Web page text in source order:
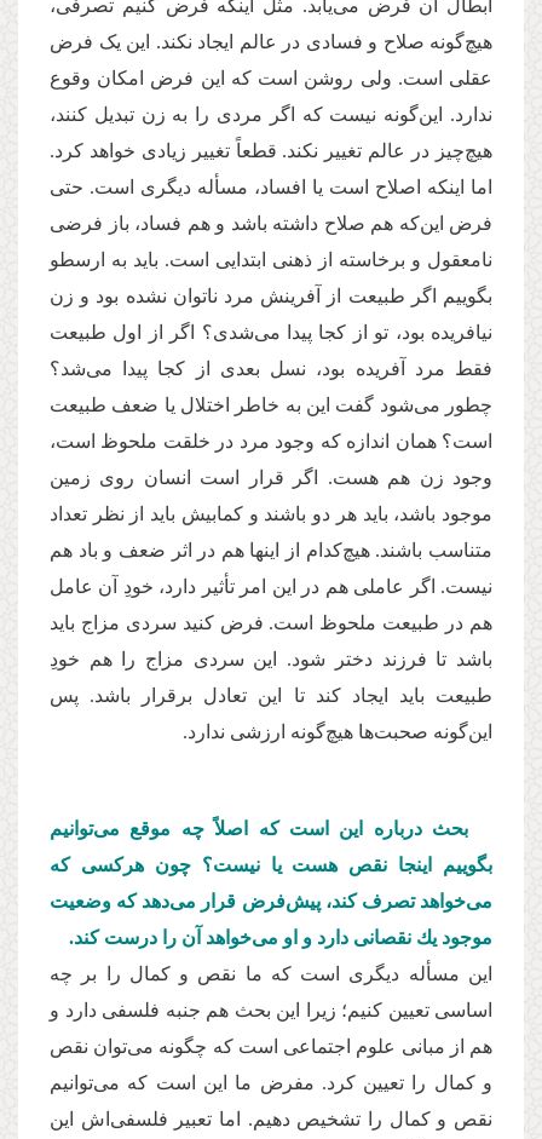
ابطال آن فرض می‌یابد. مثل اینكه فرض كنیم تصرفی،
هیچ‌گونه صلاح و فسادی در عالم ایجاد نكند. این یک فرض
عقلی است. ولی روشن است كه این فرض امکان وقوع
ندارد. این‌گونه نیست كه اگر مردی را به زن تبدیل کنند،
هیچ‌چیز در عالم تغییر نكند. قطعاً تغییر زیادی خواهد كرد.
اما اینكه اصلاح است یا افساد، مسأله دیگری است. حتی
فرض این‌که هم صلاح داشته باشد و هم فساد، باز فرضی
نامعقول و برخاسته از ذهنی ابتدایی است. باید به ارسطو
بگوییم اگر طبیعت از آفرینش مرد ناتوان نشده بود و زن
نیافریده بود، تو از كجا پیدا می‌شدی؟ اگر از اول طبیعت
فقط مرد آفریده بود، نسل بعدی از كجا پیدا می‌شد؟
چطور می‌شود گفت این به خاطر اختلال یا ضعف طبیعت
است؟ همان اندازه كه وجود مرد در خلقت ملحوظ است،
وجود زن هم هست. اگر قرار است انسان روی زمین
موجود باشد، باید هر دو باشند و كمابیش باید از نظر تعداد
متناسب باشند. هیچ‌كدام از اینها هم در اثر ضعف و باد هم
نیست. اگر عاملی هم در این امر تأثیر دارد، خودِ آن عامل
هم در طبیعت ملحوظ است. فرض كنید سردی مزاج باید
باشد تا فرزند دختر شود. این سردی مزاج را هم خودِ
طبیعت باید ایجاد كند تا این تعادل برقرار باشد. پس
این‌گونه صحبت‌ها هیچ‌گونه ارزشی ندارد.
بحث درباره این است كه اصلاً چه موقع می‌توانیم
بگوییم اینجا نقص هست یا نیست؟ چون هركسی كه
می‌خواهد تصرف كند، پیش‌فرض قرار می‌دهد كه وضعیت
موجود یك نقصانی دارد و او می‌خواهد آن را درست كند.
این مسأله دیگری است كه ما نقص و كمال را بر چه
اساسی تعیین كنیم؛ زیرا این بحث هم جنبه فلسفی دارد و
هم از مبانی علوم اجتماعی است كه چگونه می‌توان نقص
و كمال را تعیین كرد. مفرض ما این است كه می‌توانیم
نقص و كمال را تشخیص دهیم. اما تعبیر فلسفی‌اش این